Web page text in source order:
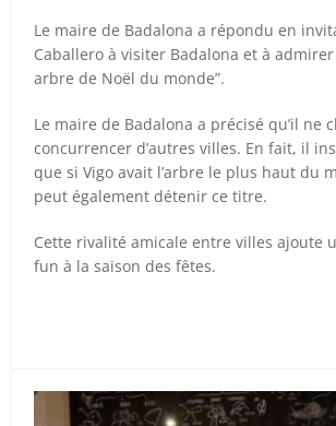
Le maire de Badalona a répondu en
Caballero à visiter Badalona et à
arbre de Noël du monde”.
Le maire de Badalona a précisé qu’il ne
concurrencer d’autres villes. En fait, il
que si Vigo avait l’arbre le plus haut du
peut également détenir ce titre.
Cette rivalité amicale entre villes ajoute
fun à la saison des fêtes.